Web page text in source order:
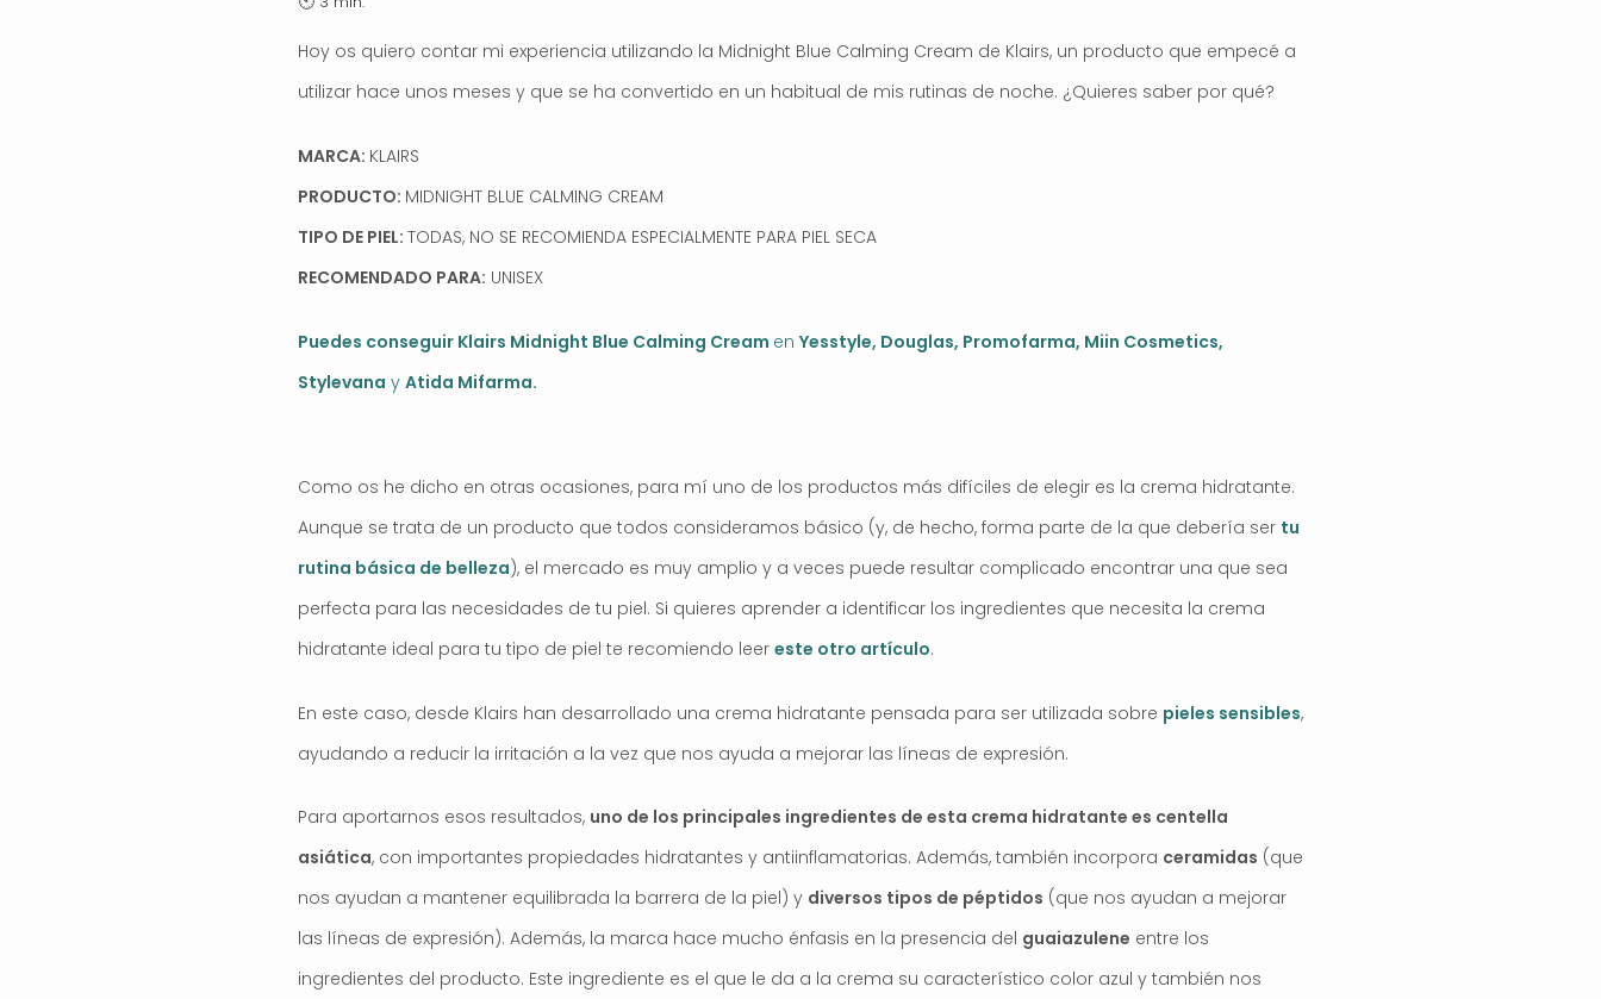
Hoy os quiero contar mi experiencia utilizando la Midnight Blue Calming Cream de Klairs, un producto que empecé a
utilizar hace unos meses y que se ha convertido en un habitual de mis rutinas de noche. ¿Quieres saber por qué?
MARCA: KLAIRS
PRODUCTO: MIDNIGHT BLUE CALMING CREAM
TIPO DE PIEL: TODAS, NO SE RECOMIENDA ESPECIALMENTE PARA PIEL SECA
RECOMENDADO PARA: UNISEX
Puedes conseguir Klairs Midnight Blue Calming Cream en Yesstyle, Douglas, Promofarma, Miin Cosmetics,
Stylevana y Atida Mifarma.
Como os he dicho en otras ocasiones, para mí uno de los productos más difíciles de elegir es la crema hidratante.
Aunque se trata de un producto que todos consideramos básico (y, de hecho, forma parte de la que debería ser tu
rutina básica de belleza), el mercado es muy amplio y a veces puede resultar complicado encontrar una que sea
perfecta para las necesidades de tu piel. Si quieres aprender a identificar los ingredientes que necesita la crema
hidratante ideal para tu tipo de piel te recomiendo leer este otro artículo.
En este caso, desde Klairs han desarrollado una crema hidratante pensada para ser utilizada sobre pieles sensibles,
ayudando a reducir la irritación a la vez que nos ayuda a mejorar las líneas de expresión.
Para aportarnos esos resultados, uno de los principales ingredientes de esta crema hidratante es centella
asiática, con importantes propiedades hidratantes y antiinflamatorias. Además, también incorpora ceramidas (que
nos ayudan a mantener equilibrada la barrera de la piel) y diversos tipos de péptidos (que nos ayudan a mejorar
las líneas de expresión). Además, la marca hace mucho énfasis en la presencia del guaiazulene entre los
ingredientes del producto. Este ingrediente es el que le da a la crema su característico color azul y también nos